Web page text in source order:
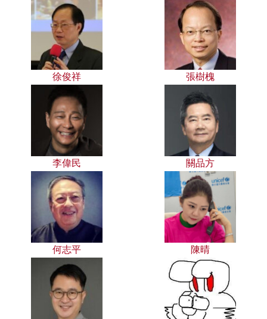
徐俊祥 張樹槐
李偉民 關品方
何志平 陳晴